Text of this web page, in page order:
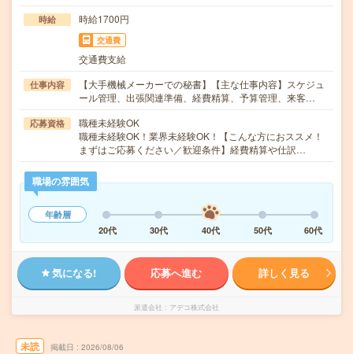
時給 時給1700円
交通費
交通費支給
仕事内容
【大手機械メーカーでの秘書】【主な仕事内容】スケジュ
ール管理、出張関連準備、経費精算、予算管理、来客…
応募資格
職種未経験OK
職種未経験OK！業界未経験OK！【こんな方におススメ！
まずはご応募ください／歓迎条件】経費精算や仕訳…
職場の雰囲気
年齢層
20代
30代 40代 50代 60代
気になる! 応募へ進む 詳しく見る
派遣会社 アデコ株式会社
未読 掲載日 2026/08/06